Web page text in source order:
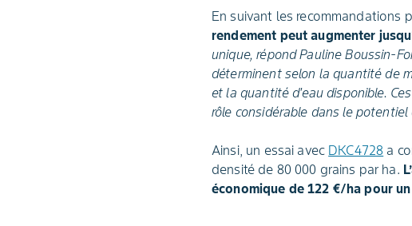
En suivant les recommandations
rendement peut augmenter
unique, répond Pauline Boussin-
déterminent selon la quantité de
et la quantité d'eau disponible.
rôle considérable dans le
Ainsi, un essai avec DKC4728 a
densité de 80 000 grains par ha.
économique de 122 €/ha pour